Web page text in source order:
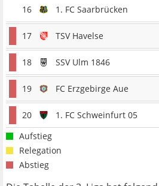
16 1. FC Saarbrücken
17 TSV Havelse
18 SSV Ulm 1846
19 FC Erzgebirge Aue
20 1. FC Schweinfurt 05
Aufstieg
Relegation
Abstieg